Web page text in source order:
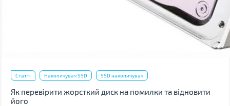
Статті Накопичувач SSD SSD накопичувач
Як перевірити жорсткий диск на помилки та відновити
його